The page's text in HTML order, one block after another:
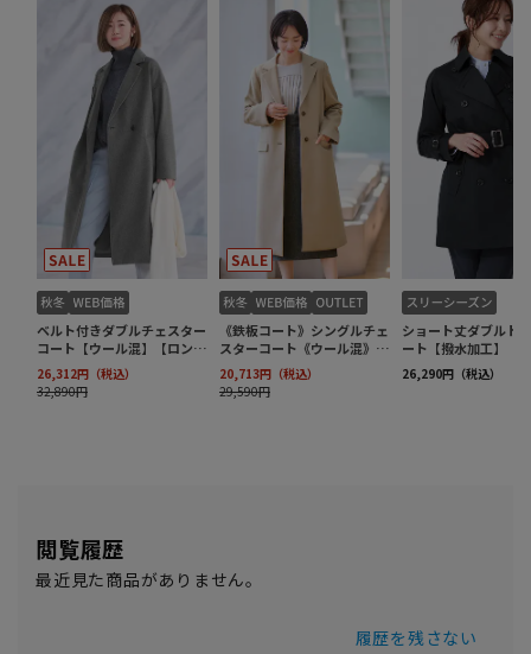
閲覧履歴
最近見た商品がありません。
履歴を残さない